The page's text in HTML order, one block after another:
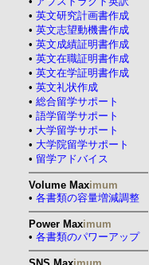
• 英文研究計画書作成
• 英文志望動機書作成
• 英文成績証明書作成
• 英文在職証明書作成
• 英文在学証明書作成
• 英文礼状作成
• 総合留学サポート
• 語学留学サポート
• 大学留学サポート
• 大学院留学サポート
• 留学アドバイス
Volume Maximum
• 各書類の容量増減調整
Power Maximum
• 各書類のパワーアップ